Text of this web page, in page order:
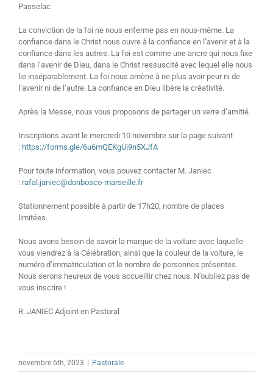
Passelac
La conviction de la foi ne nous enferme pas en nous-même. La
confiance dans le Christ nous ouvre à la confiance en l’avenir et à la
confiance dans les autres. La foi est comme une ancre qui nous fixe
dans l’avenir de Dieu, dans le Christ ressuscité avec lequel elle nous
lie inséparablement. La foi nous amène à ne plus avoir peur ni de
l’avenir ni de l’autre. La confiance en Dieu libère la créativité.
Après la Messe, nous vous proposons de partager un verre d’amitié.
Inscriptions avant le mercredi 10 novembre sur la page suivant
: https://forms.gle/6u6mQEKgUi9n5XJfA
Pour toute information, vous pouvez contacter M. Janiec
: rafal.janiec@donbosco-marseille.fr
Stationnement possible à partir de 17h20, nombre de places
limitées.
Nous avons besoin de savoir la marque de la voiture avec laquelle
vous viendrez à la Célébration, ainsi que la couleur de la voiture, le
numéro d’immatriculation et le nombre de personnes présentes.
Nous serons heureux de vous accueillir chez nous. N’oubliez pas de
vous inscrire !
R. JANIEC Adjoint en Pastoral
novembre 6th, 2023 Pastorale